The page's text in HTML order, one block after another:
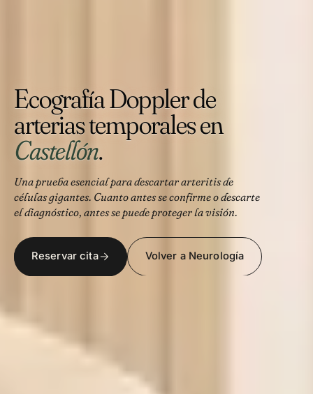
Ecografía Doppler de
arterias temporales en
Castellón.
Una prueba esencial para descartar arteritis de
células gigantes. Cuanto antes se confirme o descarte
el diagnóstico, antes se puede proteger la visión.
Reservar cita Volver a Neurología